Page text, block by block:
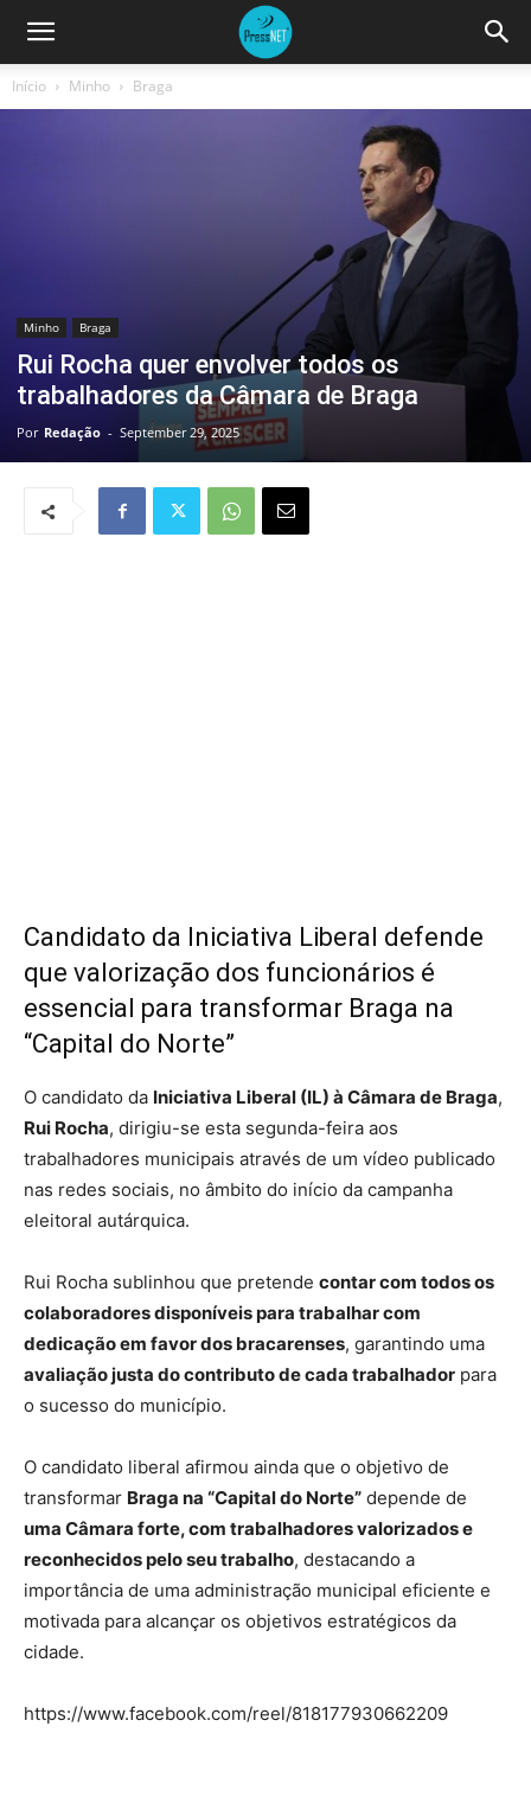
Início Minho Braga
Minho Braga
Rui Rocha quer envolver todos os
trabalhadores da Câmara de Braga
Por Redação - September 29, 2025
Candidato da Iniciativa Liberal defende
que valorização dos funcionários é
essencial para transformar Braga na
“Capital do Norte”
O candidato da Iniciativa Liberal (IL) à Câmara de Braga,
Rui Rocha, dirigiu-se esta segunda-feira aos
trabalhadores municipais através de um vídeo publicado
nas redes sociais, no âmbito do início da campanha
eleitoral autárquica.
Rui Rocha sublinhou que pretende contar com todos os
colaboradores disponíveis para trabalhar com
dedicação em favor dos bracarenses, garantindo uma
avaliação justa do contributo de cada trabalhador para
o sucesso do município.
O candidato liberal afirmou ainda que o objetivo de
transformar Braga na “Capital do Norte” depende de
uma Câmara forte, com trabalhadores valorizados e
reconhecidos pelo seu trabalho, destacando a
importância de uma administração municipal eficiente e
motivada para alcançar os objetivos estratégicos da
cidade.
https://www.facebook.com/reel/818177930662209